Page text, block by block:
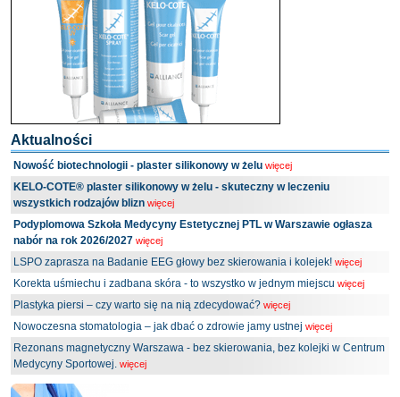
Aktualności
Nowość biotechnologii - plaster silikonowy w żelu więcej
KELO-COTE® plaster silikonowy w żelu - skuteczny w leczeniu
wszystkich rodzajów blizn więcej
Podyplomowa Szkoła Medycyny Estetycznej PTL w Warszawie ogłasza
nabór na rok 2026/2027 więcej
LSPO zaprasza na Badanie EEG głowy bez skierowania i kolejek! więcej
Korekta uśmiechu i zadbana skóra - to wszystko w jednym miejscu więcej
Plastyka piersi – czy warto się na nią zdecydować? więcej
Nowoczesna stomatologia – jak dbać o zdrowie jamy ustnej więcej
Rezonans magnetyczny Warszawa - bez skierowania, bez kolejki w Centrum
Medycyny Sportowej. więcej